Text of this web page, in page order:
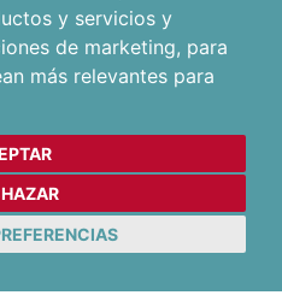
y servicios y
de marketing, para
más relevantes para